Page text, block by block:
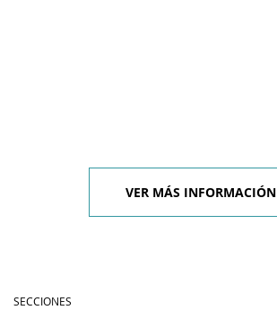
VER MÁS INFORMACIÓN
SECCIONES